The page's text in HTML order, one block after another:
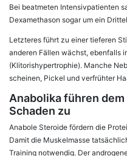
Bei beatmeten Intensivpatienten
Dexamethason sogar um ein
Letzteres führt zu einer tieferen
anderen Fällen wächst, ebenfalls
(Klitorishypertrophie). Manche
scheinen, Pickel und verfrühter
Anabolika führen
Schaden zu
Anabole Steroide fördern die
Damit die Muskelmasse
Training notwendig. Der